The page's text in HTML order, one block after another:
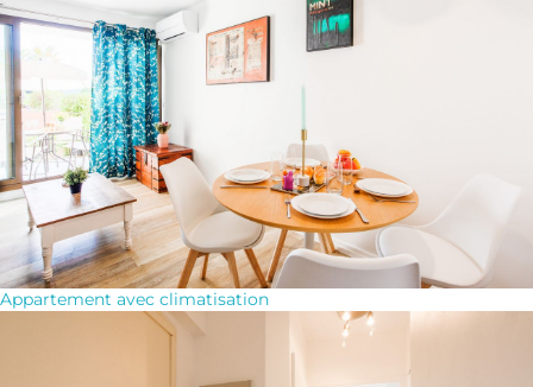
Appartement avec climatisation